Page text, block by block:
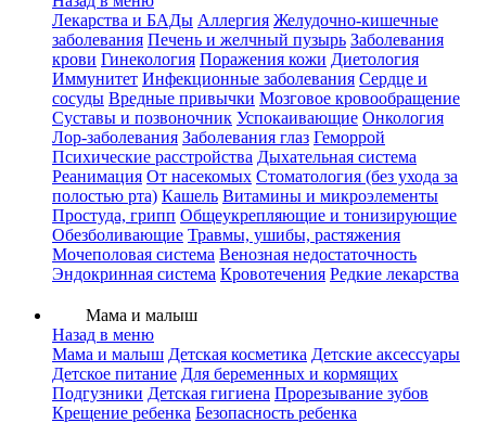
Лекарства и БАДы Аллергия Желудочно-кишечные
заболевания Печень и желчный пузырь Заболевания
крови Гинекология Поражения кожи Диетология
Иммунитет Инфекционные заболевания Сердце и
сосуды Вредные привычки Мозговое кровообращение
Суставы и позвоночник Успокаивающие Онкология
Лор-заболевания Заболевания глаз Геморрой
Психические расстройства Дыхательная система
Реанимация От насекомых Стоматология (без ухода за
полостью рта) Кашель Витамины и микроэлементы
Простуда, грипп Общеукрепляющие и тонизирующие
Обезболивающие Травмы, ушибы, растяжения
Мочеполовая система Венозная недостаточность
Эндокринная система Кровотечения Редкие лекарства
Мама и малыш
Назад в меню
Мама и малыш Детская косметика Детские аксессуары
Детское питание Для беременных и кормящих
Подгузники Детская гигиена Прорезывание зубов
Крещение ребенка Безопасность ребенка